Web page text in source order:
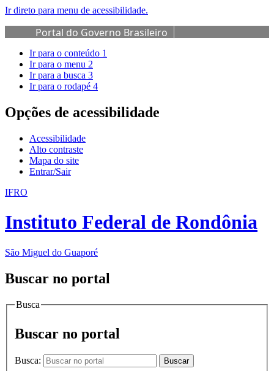
Ir direto para menu de acessibilidade.
Portal do Governo Brasileiro
Ir para o conteúdo 1
Ir para o menu 2
Ir para a busca 3
Ir para o rodapé 4
Opções de acessibilidade
Acessibilidade
Alto contraste
Mapa do site
Entrar/Sair
IFRO
Instituto Federal de Rondônia
São Miguel do Guaporé
Buscar no portal
Busca
Buscar no portal
Busca: Buscar